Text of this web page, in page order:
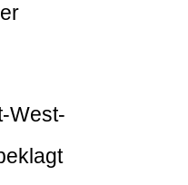
West-